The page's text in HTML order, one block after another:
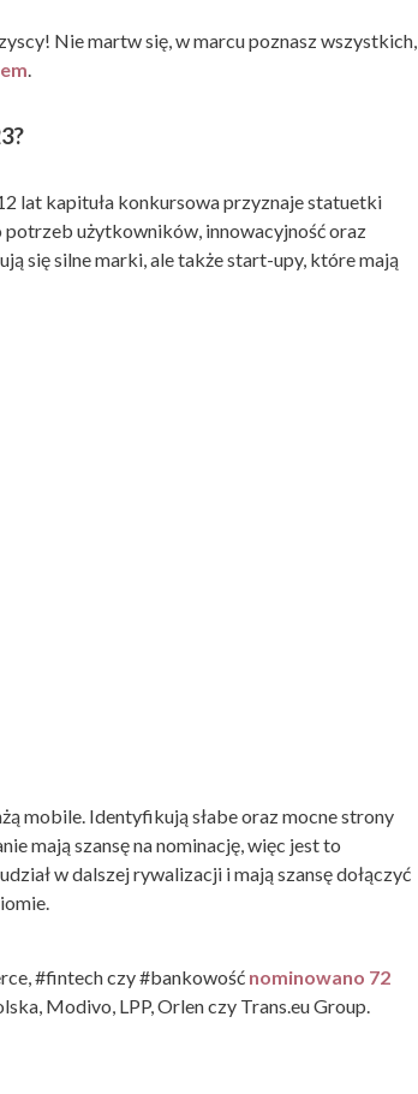
Nie martw się, w marcu poznasz wszystkich,
.
lat kapituła konkursowa przyznaje statuetki
użytkowników, innowacyjność oraz
się silne marki, ale także start-upy, które mają
mobile. Identyfikują słabe oraz mocne strony
mają szansę na nominację, więc jest to
w dalszej rywalizacji i mają szansę dołączyć
#fintech czy #bankowość nominowano 72
Modivo, LPP, Orlen czy Trans.eu Group.